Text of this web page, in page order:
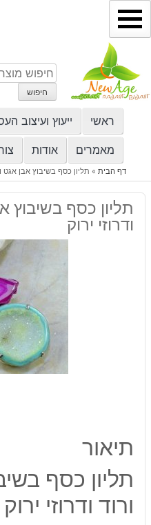
דילוג
לתוכן
חיפוש
עבור:
חיפוש
ראשי ייעוץ ועיצוב
מאמרים אודות
דף הבית» תליון כסף בשיבוץ אבן אגט
תליון כסף בשיבוץ
ודרוזי ירוק
תיאור
תליון כסף
ורוד ודרוזי ירוק